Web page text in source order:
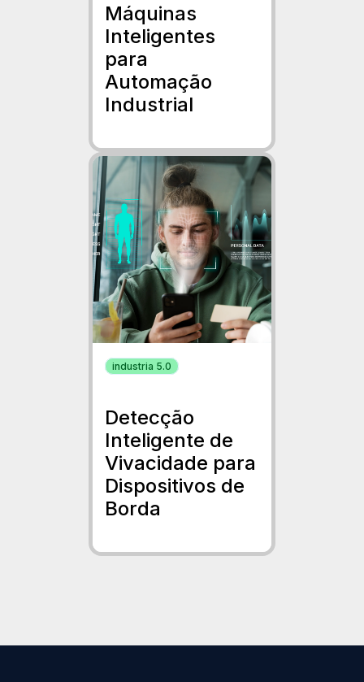
Máquinas
Inteligentes
para
Automação
Industrial
industria 5.0
Detecção
Inteligente de
Vivacidade para
Dispositivos de
Borda